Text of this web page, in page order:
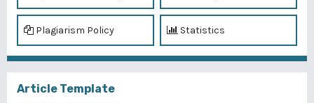
Plagiarism Policy Statistics
Article Template